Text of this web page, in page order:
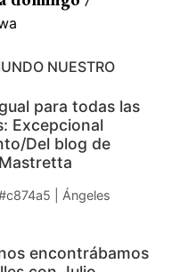
NUESTRO
para todas las
Excepcional
Del blog de
| Ángeles
encontrábamos